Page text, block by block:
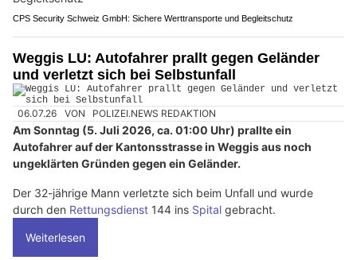
CPS Security Schweiz GmbH: Sichere Werttransporte und Begleitschutz
Weggis LU: Autofahrer prallt gegen Geländer
und verletzt sich bei Selbstunfall
06.07.26 VON POLIZEI.NEWS REDAKTION
Am Sonntag (5. Juli 2026, ca. 01:00 Uhr) prallte ein
Autofahrer auf der Kantonsstrasse in Weggis aus noch
ungeklärten Gründen gegen ein Geländer.
Der 32-jährige Mann verletzte sich beim Unfall und wurde
durch den Rettungsdienst 144 ins Spital gebracht.
Weiterlesen